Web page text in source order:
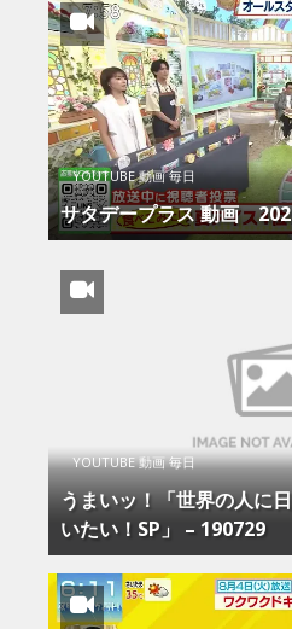
YOUTUBE 動画 毎日
サタデープラス 動画
YOUTUBE 動画 毎日
うまいッ！「世界の人に
いたい！SP」 – 190729